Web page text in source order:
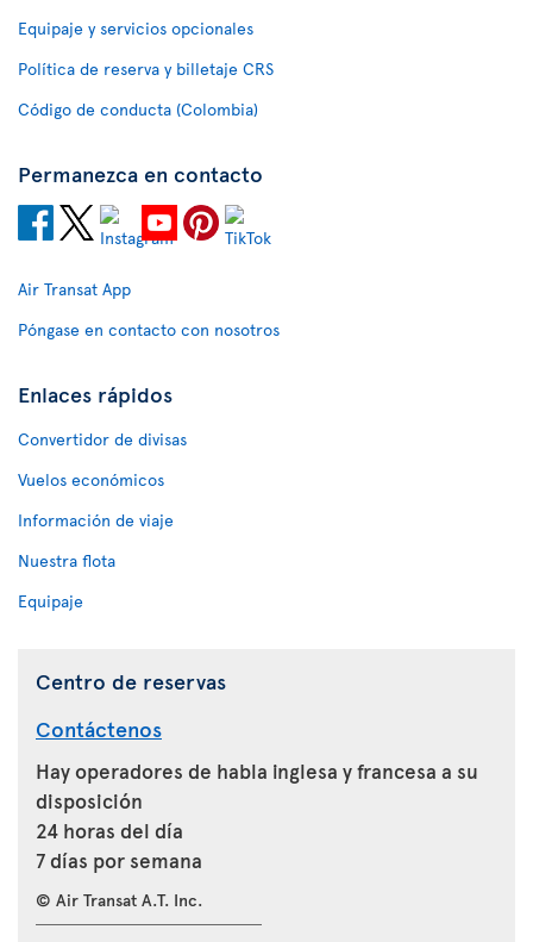
Equipaje y servicios opcionales
Política de reserva y billetaje CRS
Código de conducta (Colombia)
Permanezca en contacto
Air Transat App
Póngase en contacto con nosotros
Enlaces rápidos
Convertidor de divisas
Vuelos económicos
Información de viaje
Nuestra flota
Equipaje
Centro de reservas
Contáctenos
Hay operadores de habla inglesa y francesa a su
disposición
24 horas del día
7 días por semana
© Air Transat A.T. Inc.